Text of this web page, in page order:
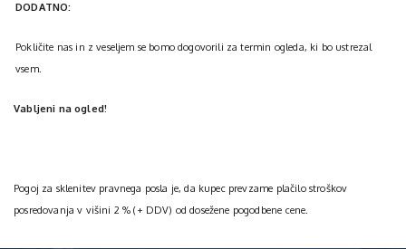
DODATNO:
Pokličite nas in z veseljem se bomo dogovorili za termin ogleda, ki bo ustrezal
vsem.
Vabljeni na ogled!
Pogoj za sklenitev pravnega posla je, da kupec prevzame plačilo stroškov
posredovanja v višini 2 % (+ DDV) od dosežene pogodbene cene.